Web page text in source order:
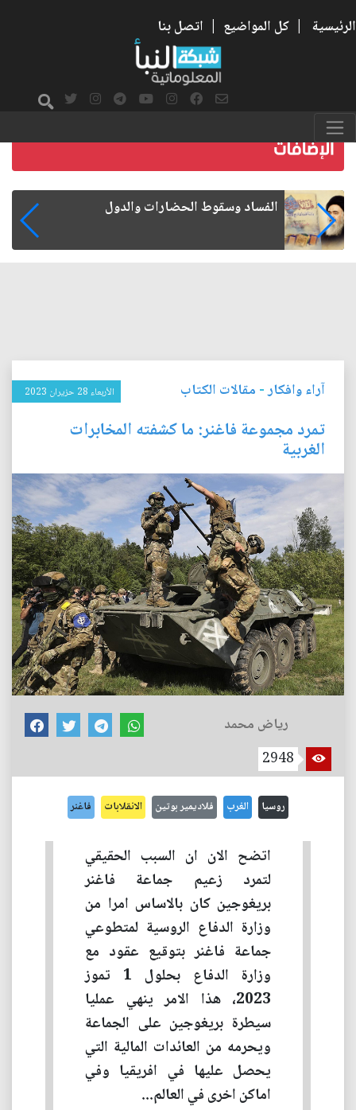
الرئيسية | كل المواضيع | اتصل بنا
رواتب الموظفين على صفيح ساخن
آراء وافكار- مقالات الكتاب الأربعاء 28 حزيران 2023
تمرد مجموعة فاغنر: ما كشفته المخابرات
الغربية
رياض محمد
2948
روسيا الغرب فلاديمير بوتين الانقلابات فاغنر
اتضح الان ان السبب الحقيقي
لتمرد زعيم جماعة فاغنر
بريغوجين كان بالاساس امرا من
وزارة الدفاع الروسية لمتطوعي
جماعة فاغنر بتوقيع عقود مع
وزارة الدفاع بحلول 1 تموز
2023، هذا الامر ينهي عمليا
سيطرة بريغوجين على الجماعة
ويحرمه من العائدات المالية التي
يحصل عليها في افريقيا وفي
اماكن اخرى في العالم...